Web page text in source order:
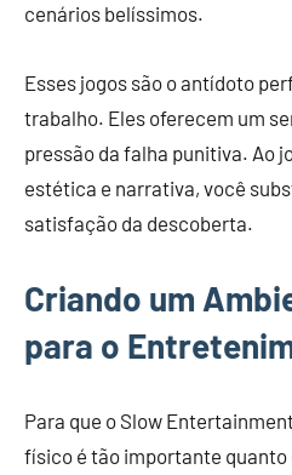
cenários belíssimos.
Esses jogos são o antídoto
trabalho. Eles oferecem um
pressão da falha punitiva. Ao
estética e narrativa, você
satisfação da descoberta.
Criando um
para o
Para que o Slow
físico é tão importante quanto